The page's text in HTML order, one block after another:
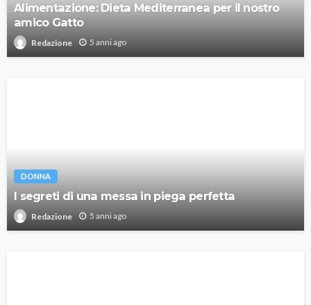
Alimentazione: Dieta Mediterranea per il nostro
amico Gatto
Redazione 5 anni ago
DONNA
I segreti di una messa in piega perfetta
Redazione 5 anni ago